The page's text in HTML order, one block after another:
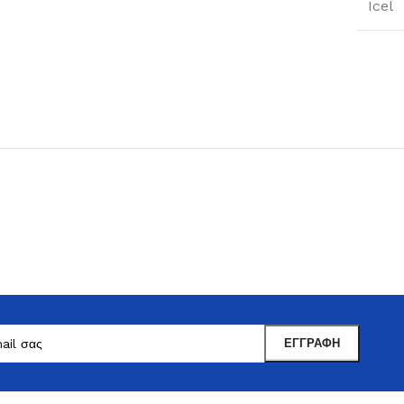
Επιτραπέζια Είδη
Ότι χρειάζεστε εδώ !
Δείτε Περισσότερα
Icel